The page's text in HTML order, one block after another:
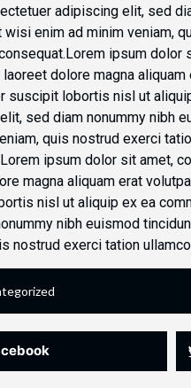
adipiscing elit, sed
wisi enim ad minim veniam,
ipsum dolor
dolore magna
suscipit lobortis nisl ut
sed diam nonummy nibh
quis nostrud exerci
ipsum dolor sit amet,
magna aliquam erat
nisl ut aliquip ex ea
nibh euismod
nostrud exerci tation